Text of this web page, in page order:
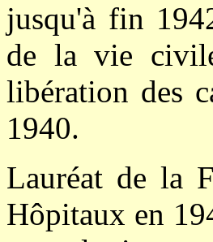
jusqu'à fin
de la vie
libération des
1940.
Lauréat de la
Hôpitaux en